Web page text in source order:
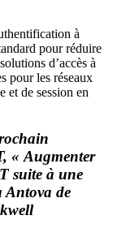
à
pour réduire
d’accès à
pour les réseaux
et de session en
« Augmenter
suite à une
Antova de